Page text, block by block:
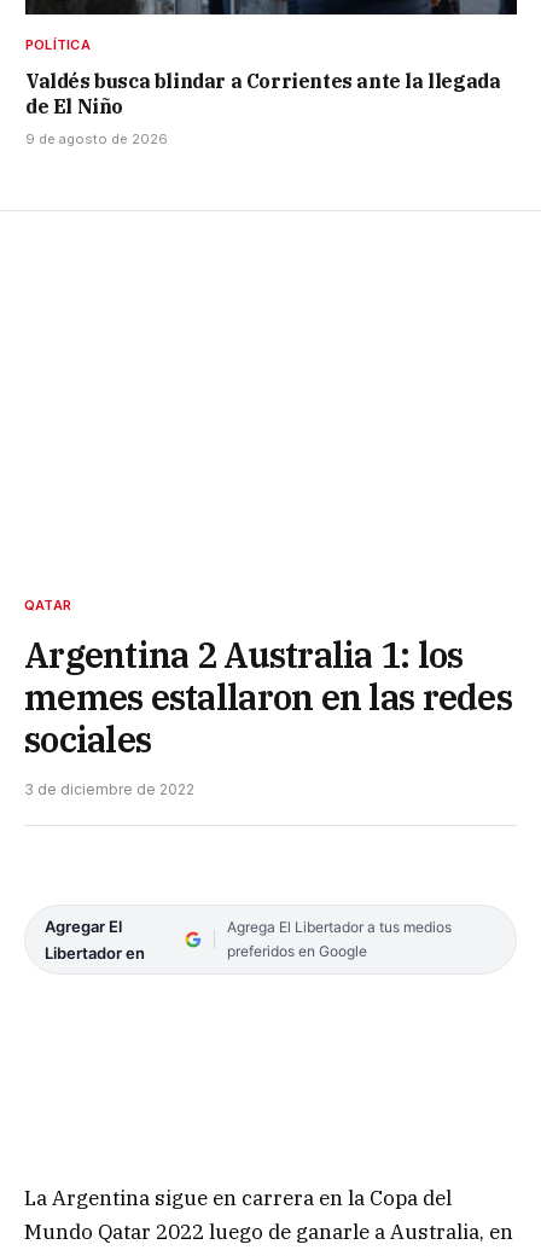
POLÍTICA
Valdés busca blindar a Corrientes ante la llegada
de El Niño
9 de agosto de 2026
QATAR
Argentina 2 Australia 1: los
memes estallaron en las redes
sociales
3 de diciembre de 2022
Agregar El
Libertador en
Agrega El Libertador a tus medios
preferidos en Google
La Argentina sigue en carrera en la Copa del
Mundo Qatar 2022 luego de ganarle a Australia, en